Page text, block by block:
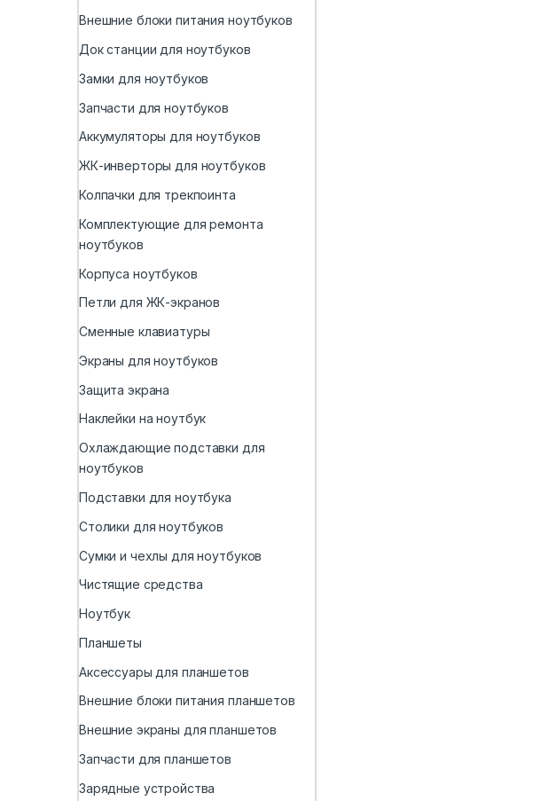
Внешние блоки питания ноутбуков
Док станции для ноутбуков
Замки для ноутбуков
Запчасти для ноутбуков
Аккумуляторы для ноутбуков
ЖК-инверторы для ноутбуков
Колпачки для трекпоинта
Комплектующие для ремонта
ноутбуков
Корпуса ноутбуков
Петли для ЖК-экранов
Сменные клавиатуры
Экраны для ноутбуков
Защита экрана
Наклейки на ноутбук
Охлаждающие подставки для
ноутбуков
Подставки для ноутбука
Столики для ноутбуков
Сумки и чехлы для ноутбуков
Чистящие средства
Ноутбук
Планшеты
Аксессуары для планшетов
Внешние блоки питания планшетов
Внешние экраны для планшетов
Запчасти для планшетов
Зарядные устройства